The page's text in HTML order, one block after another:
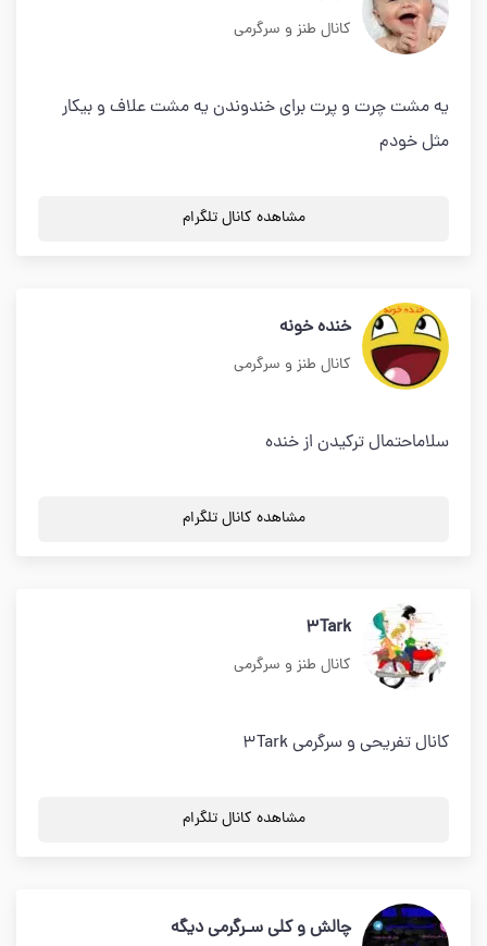
کانال طنز و سرگرمی
یه مشت چرت و پرت برای خندوندن یه مشت علاف و بیکار
مثل خودم
مشاهده کانال تلگرام
خنده خونه
کانال طنز و سرگرمی
سلاماحتمال ترکیدن از خنده
مشاهده کانال تلگرام
3Tark
کانال طنز و سرگرمی
کانال تفریحی و سرگرمی 3Tark
مشاهده کانال تلگرام
چالش و کلی سـرگرمی دیگه